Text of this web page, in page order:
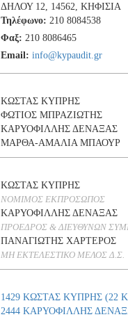
ΔΗΛΟΥ 12, 14562, ΚΗΦΙΣΙΑ
Τηλέφωνο: 210 8084538
Φαξ: 210 8086465
Email: info@kypaudit.gr
ΚΩΣΤΑΣ ΚΥΠΡΗΣ
ΦΩΤΙΟΣ ΜΠΡΑΖΙΩΤΗΣ
ΚΑΡΥΟΦΙΛΛΗΣ ΔΕΝΑΞΑΣ
ΜΑΡΘΑ-ΑΜΑΛΙΑ ΜΠΑΟΥΡ
ΚΩΣΤΑΣ ΚΥΠΡΗΣ
ΝΟΜΙΜΟΣ ΕΚΠΡΟΣΩΠΟΣ
ΚΑΡΥΟΦΙΛΛΗΣ ΔΕΝΑΞΑΣ
ΠΡΟΕΔΡΟΣ & ΔΙΕΥΘΥΝΩΝ
ΠΑΝΑΓΙΩΤΗΣ ΧΑΡΤΕΡΟΣ
ΜΗ ΕΚΤΕΛΕΣΤΙΚΟ ΜΕΛΟΣ Δ.Σ.
1429 ΚΩΣΤΑΣ ΚΥΠΡΗΣ (22
2444 ΚΑΡΥΟΦΙΛΛΗΣ